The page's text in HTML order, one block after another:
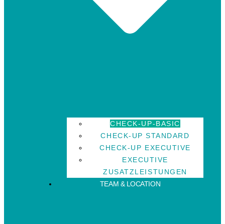
CHECK-UP-BASIC
CHECK-UP STANDARD
CHECK-UP EXECUTIVE
EXECUTIVE
ZUSATZLEISTUNGEN
TEAM & LOCATION